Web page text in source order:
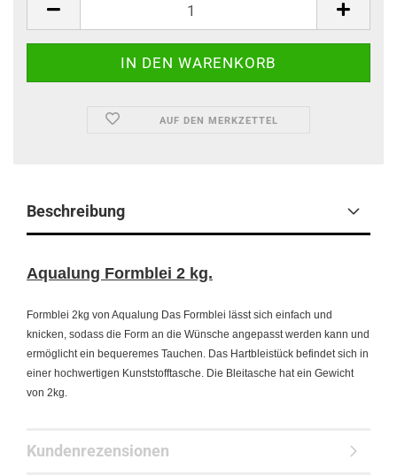
AUF DEN MERKZETTEL
Beschreibung
Aqualung Formblei 2 kg.
Formblei 2kg von Aqualung Das Formblei lässt sich einfach und
knicken, sodass die Form an die Wünsche angepasst werden kann und
ermöglicht ein bequeremes Tauchen. Das Hartbleistück befindet sich in
einer hochwertigen Kunststofftasche. Die Bleitasche hat ein Gewicht
von 2kg.
Kundenrezensionen